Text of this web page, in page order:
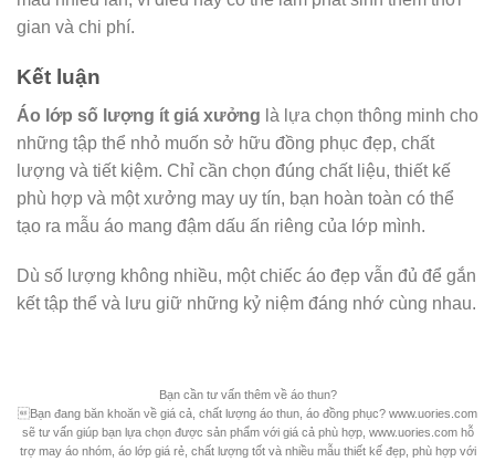
gian và chi phí.
Kết luận
Áo lớp số lượng ít giá xưởng là lựa chọn thông minh cho
những tập thể nhỏ muốn sở hữu đồng phục đẹp, chất
lượng và tiết kiệm. Chỉ cần chọn đúng chất liệu, thiết kế
phù hợp và một xưởng may uy tín, bạn hoàn toàn có thể
tạo ra mẫu áo mang đậm dấu ấn riêng của lớp mình.
Dù số lượng không nhiều, một chiếc áo đẹp vẫn đủ để gắn
kết tập thể và lưu giữ những kỷ niệm đáng nhớ cùng nhau.
Bạn cần tư vấn thêm về áo thun?
Bạn đang băn khoăn về giá cả, chất lượng áo thun, áo đồng phục? www.uories.com
sẽ tư vấn giúp bạn lựa chọn được sản phẩm với giá cả phù hợp, www.uories.com hỗ
trợ may áo nhóm, áo lớp giá rẻ, chất lượng tốt và nhiều mẫu thiết kế đẹp, phù hợp với